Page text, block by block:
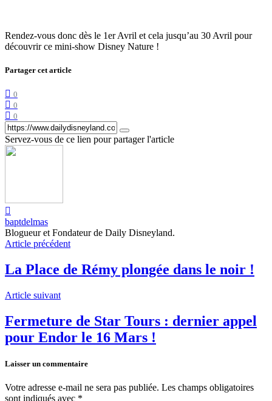
Rendez-vous donc dès le 1er Avril et cela jusqu’au 30 Avril pour
découvrir ce mini-show Disney Nature !
Partager cet article
0
0
0
Servez-vous de ce lien pour partager l'article
baptdelmas
Blogueur et Fondateur de Daily Disneyland.
Article précédent
La Place de Rémy plongée dans le noir !
Article suivant
Fermeture de Star Tours : dernier appel
pour Endor le 16 Mars !
Laisser un commentaire
Votre adresse e-mail ne sera pas publiée. Les champs obligatoires
sont indiqués avec *